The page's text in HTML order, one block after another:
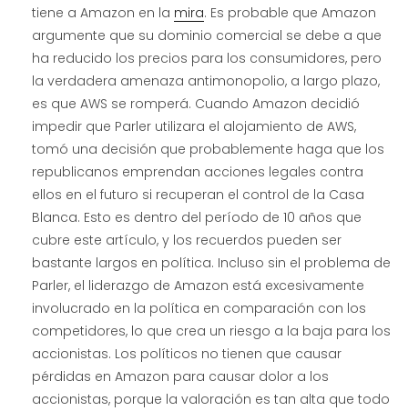
tiene a Amazon en la mira. Es probable que Amazon
argumente que su dominio comercial se debe a que
ha reducido los precios para los consumidores, pero
la verdadera amenaza antimonopolio, a largo plazo,
es que AWS se romperá. Cuando Amazon decidió
impedir que Parler utilizara el alojamiento de AWS,
tomó una decisión que probablemente haga que los
republicanos emprendan acciones legales contra
ellos en el futuro si recuperan el control de la Casa
Blanca. Esto es dentro del período de 10 años que
cubre este artículo, y los recuerdos pueden ser
bastante largos en política. Incluso sin el problema de
Parler, el liderazgo de Amazon está excesivamente
involucrado en la política en comparación con los
competidores, lo que crea un riesgo a la baja para los
accionistas. Los políticos no tienen que causar
pérdidas en Amazon para causar dolor a los
accionistas, porque la valoración es tan alta que todo